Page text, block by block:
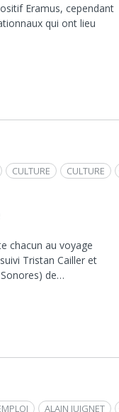
Eramus, cependant
qui ont lieu
CULTURE
CULTURE
SONORES
chacun au voyage
Tristan Cailler et
de…
ALAIN JUIGNET